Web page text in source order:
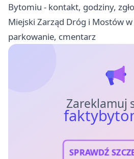
Bytomiu - kontakt, godziny,
Miejski Zarząd Dróg i Mostów
parkowanie, cmentarz
Zareklamuj
SPRAWDŹ